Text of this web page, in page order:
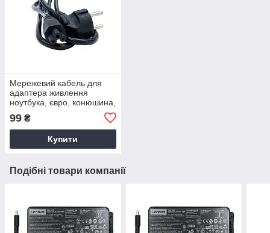
Мережевий кабель для
адаптера живлення
ноутбука, євро, конюшина,
99 ₴
Купити
Подібні товари компанії